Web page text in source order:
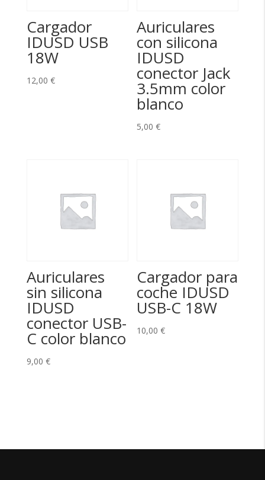
Cargador
IDUSD USB
18W
12,00 €
Auriculares
con silicona
IDUSD
conector Jack
3.5mm color
blanco
5,00€
Auriculares
sin silicona
IDUSD
conector USB-
C color blanco
9,00 €
Cargador para
coche IDUSD
USB-C 18W
10,00€